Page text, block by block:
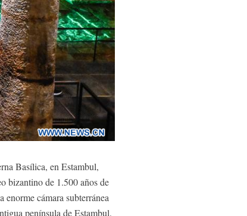
Basílica, en Estambul,
bizantino de 1.500 años de
cámara subterránea
península de Estambul,